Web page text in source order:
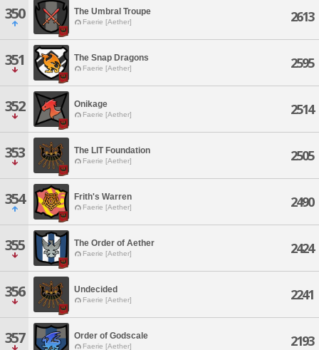
350 The Umbral Troupe
Faerie [Aether] 2613
351 The Snap Dragons
Faerie [Aether] 2595
352 Onikage
Faerie [Aether] 2514
353 The LIT Foundation
Faerie [Aether] 2505
354 Frith's Warren
Faerie [Aether] 2490
355 The Order of Aether
Faerie [Aether] 2424
356 Undecided
Faerie [Aether] 2241
357 Order of Godscale
Faerie [Aether] 2193